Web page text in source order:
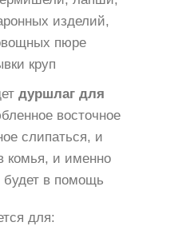
изделий,
пюре
круп
дуршлаг для
восточное
слипаться, и
комья, и именно
будет в помощь
для: